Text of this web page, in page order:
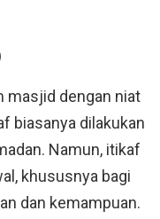
masjid dengan niat
biasanya dilakukan
Namun, itikaf
khususnya bagi
dan kemampuan.